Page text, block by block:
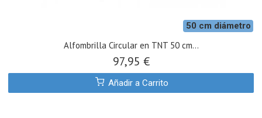
50 cm diámetro
Alfombrilla Circular en TNT 50 cm...
97,95 €
Añadir a Carrito